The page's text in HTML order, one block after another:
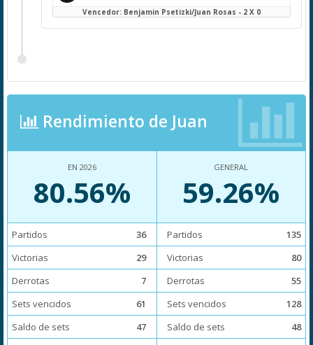
Vencedor: Benjamin Psetizki/Juan Rosas - 2 X 0
Rendimiento de Juan
EN 2026
80.56%
Partidos
36
Victorias
29
Derrotas
7
Sets vencidos
61
Saldo de sets
47
GENERAL
59.26%
Partidos
135
Victorias
80
Derrotas
55
Sets vencidos
128
Saldo de sets
48